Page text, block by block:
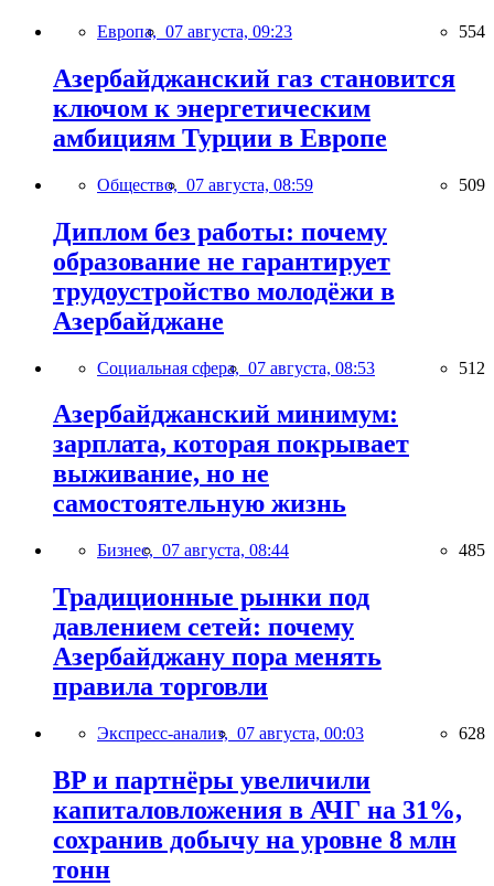
Европа, 07 августа, 09:23 554
Азербайджанский газ становится
ключом к энергетическим
амбициям Турции в Европе
Общество, 07 августа, 08:59 509
Диплом без работы: почему
образование не гарантирует
трудоустройство молодёжи в
Азербайджане
Социальная сфера, 07 августа, 08:53 512
Азербайджанский минимум:
зарплата, которая покрывает
выживание, но не
самостоятельную жизнь
Бизнес, 07 августа, 08:44 485
Традиционные рынки под
давлением сетей: почему
Азербайджану пора менять
правила торговли
Экспресс-анализ, 07 августа, 00:03 628
BP и партнёры увеличили
капиталовложения в АЧГ на 31%,
сохранив добычу на уровне 8 млн
тонн